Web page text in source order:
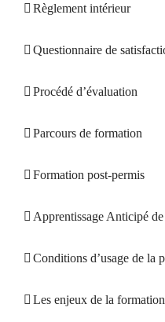
Règlement intérieur
Questionnaire de
Procédé d’évaluation
Parcours de formation
Formation post-permis
Apprentissage Anticipé
Conditions d’usage de la
Les enjeux de la